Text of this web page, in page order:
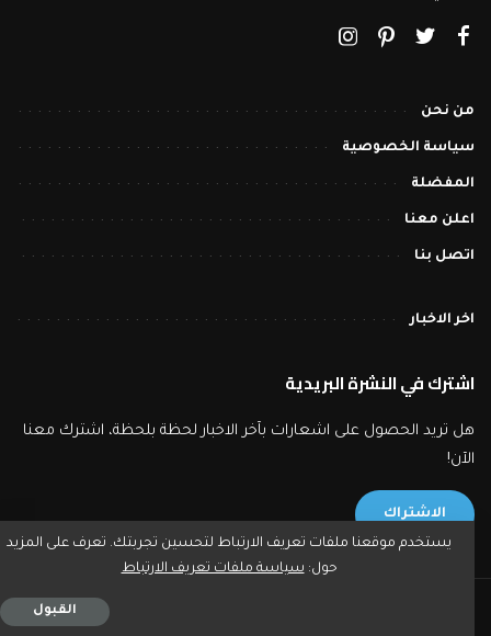
من نحن
سياسة الخصوصية
المفضلة
اعلن معنا
اتصل بنا
اخر الاخبار
اشترك في النشرة البريدية
هل تريد الحصول على اشعارات بآخر الاخبار لحظة بلحظة، اشترك معنا
الآن!
الاشتراك
يستخدم موقعنا ملفات تعريف الارتباط لتحسين تجربتك. تعرف على المزيد
حول:سياسة ملفات تعريف الارتباط
القبول